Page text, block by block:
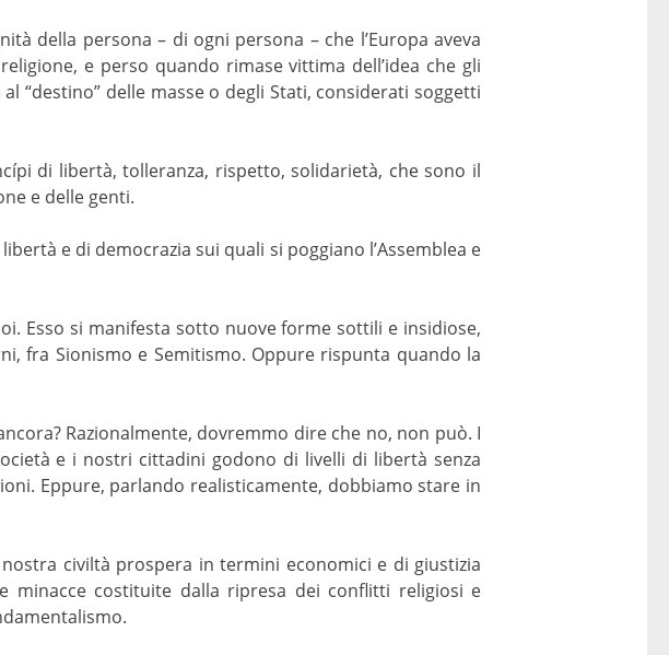
della persona – di ogni persona – che l’Europa aveva
e perso quando rimase vittima dell’idea che gli
“destino” delle masse o degli Stati, considerati soggetti
di libertà, tolleranza, rispetto, solidarietà, che sono il
e delle genti.
e di democrazia sui quali si poggiano l’Assemblea e
Esso si manifesta sotto nuove forme sottili e insidiose,
fra Sionismo e Semitismo. Oppure rispunta quando la
Razionalmente, dovremmo dire che no, non può. I
e i nostri cittadini godono di livelli di libertà senza
Eppure, parlando realisticamente, dobbiamo stare in
nostra civiltà prospera in termini economici e di giustizia
minacce costituite dalla ripresa dei conflitti religiosi e